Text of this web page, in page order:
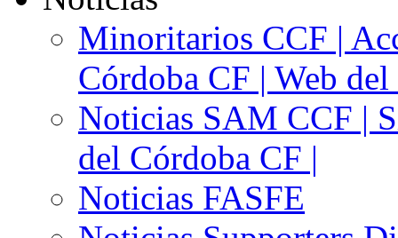
Minoritarios CCF |
Córdoba CF | Web
Noticias SAM CCF |
del Córdoba CF |
Noticias FASFE